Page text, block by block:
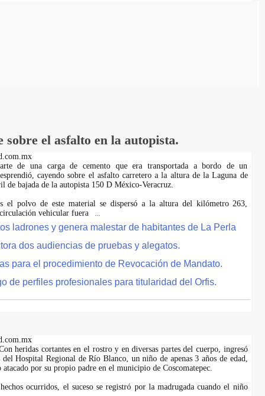
sobre el asfalto en la autopista.
de una carga de cemento que era transportada a bordo de un
cayendo sobre el asfalto carretero a la altura de la Laguna de
de bajada de la autopista 150 D México-Veracruz.
el polvo de este material se dispersó a la altura del kilómetro 263,
vehicular fuera
ladrones y genera malestar de habitantes de La Perla
dos audiencias de pruebas y alegatos.
para el procedimiento de Revocación de Mandato.
de perfiles profesionales para titularidad del Orfis.
heridas cortantes en el rostro y en diversas partes del cuerpo, ingresó
del Hospital Regional de Río Blanco, un niño de apenas 3 años de edad,
por su propio padre en el municipio de Coscomatepec.
ocurridos, el suceso se registró por la madrugada cuando el niño